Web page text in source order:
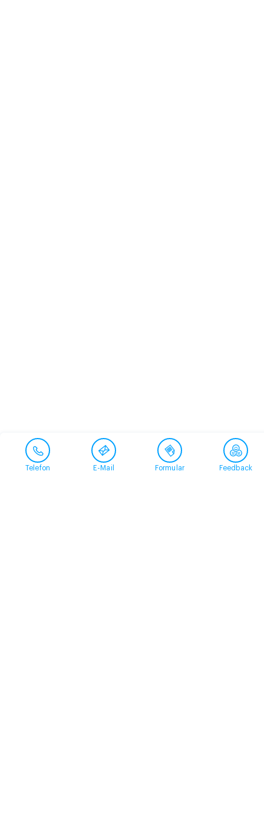
Telefon E-Mail Formular Feedback